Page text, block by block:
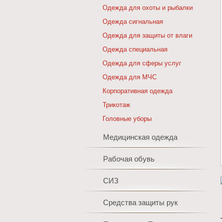
Одежда для охоты и рыбалки
Одежда сигнальная
Одежда для защиты от влаги
Одежда специальная
Одежда для сферы услуг
Одежда для МЧС
Корпоративная одежда
Трикотаж
Головные уборы
Медицинская одежда
Рабочая обувь
СИЗ
Средства защиты рук